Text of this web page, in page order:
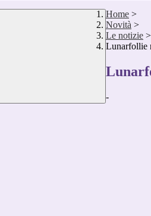
Home >
Novità >
Le notizie >
Lunarfollie
-